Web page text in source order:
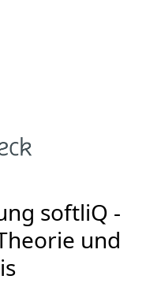
softliQ -
und